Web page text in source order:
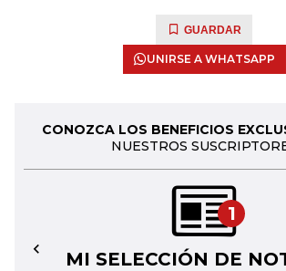
GUARDAR
UNIRSE A WHATSAPP
CONOZCA LOS BENEFICIOS
NUESTROS
1
MI SELECCIÓN DE
←